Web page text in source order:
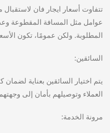
تتفاوت أسعار ايجار فان
عوامل مثل المسافة المقطوعة
المطلوبة. ولكن عمومًا، تكون
السائقين:
يتم اختيار السائقين بعناية
العملاء وتوصيلهم بأمان إلى
مرونة الخدمة: